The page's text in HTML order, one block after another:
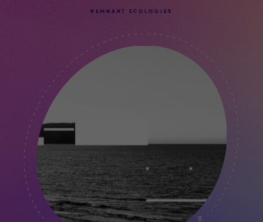
REMNANT ECOLOGIES